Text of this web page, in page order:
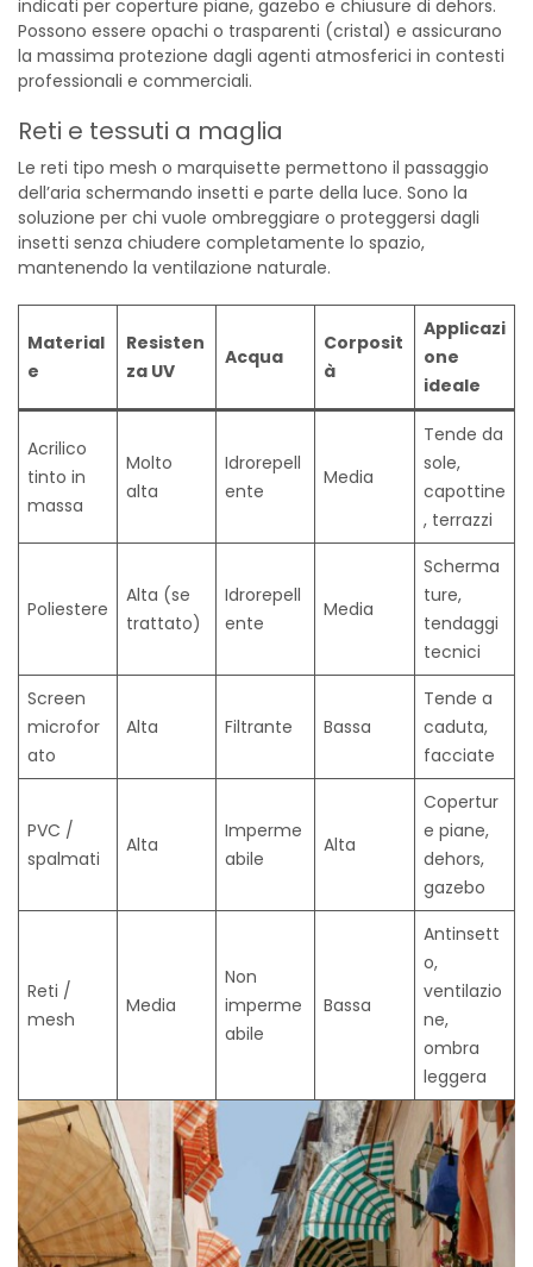
indicati per coperture piane, gazebo e chiusure di dehors.
Possono essere opachi o trasparenti (cristal) e assicurano
la massima protezione dagli agenti atmosferici in contesti
professionali e commerciali.
Reti e tessuti a maglia
Le reti tipo mesh o marquisette permettono il passaggio
dell’aria schermando insetti e parte della luce. Sono la
soluzione per chi vuole ombreggiare o proteggersi dagli
insetti senza chiudere completamente lo spazio,
mantenendo la ventilazione naturale.
Material
e
Resisten
za UV
Acqua
Corposit
à
Applicazi
one
ideale
Acrilico
tinto in
massa
Molto
alta
Idrorepell
ente
Media
Tende da
sole,
capottine
, terrazzi
Poliestere
Alta (se
trattato)
Idrorepell
ente
Media
Scherma
ture,
tendaggi
tecnici
Screen
microfor
ato
Alta Filtrante Bassa
Tende a
caduta,
facciate
PVC /
spalmati
Alta
Imperme
abile
Alta
Copertur
e piane,
dehors,
gazebo
Reti /
mesh
Media
Non
imperme
abile
Bassa
Antinsett
o,
ventilazio
ne,
ombra
leggera